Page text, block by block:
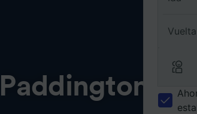
Vuelta